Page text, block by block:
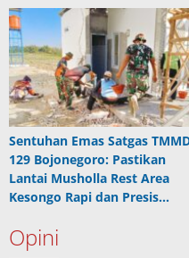
Sentuhan Emas Satgas
129 Bojonegoro: Pastikan
Lantai Musholla Rest Area
Kesongo Rapi dan Presis…
Opini